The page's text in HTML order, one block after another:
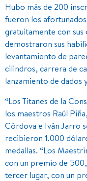
Hubo más de 200
fueron los
gratuitamente con sus
demostraron sus
levantamiento de
cilindros, carrera de
lanzamiento de dados
“Los Titanes de la
los maestros Raúl
Córdova e Iván Jarro
recibieron 1.000
medallas. “Los
con un premio de
tercer lugar, con un